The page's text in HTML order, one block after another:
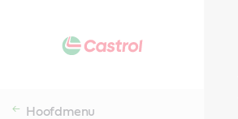
Hoofdmenu